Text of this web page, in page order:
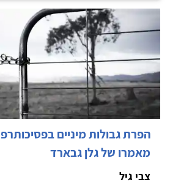
הפרת גבולות מיניים
מאמרו של גלן גבארד
צבי גיל